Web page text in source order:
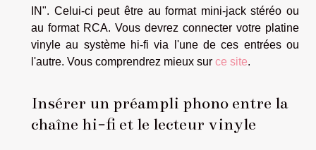
IN". Celui-ci peut être au format mini-jack stéréo ou
au format RCA. Vous devrez connecter votre platine
vinyle au système hi-fi via l'une de ces entrées ou
l'autre. Vous comprendrez mieux sur ce site.
Insérer un préampli phono entre la
chaîne hi-fi et le lecteur vinyle